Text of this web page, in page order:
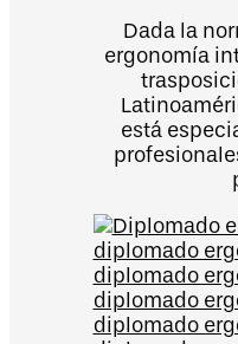
Dada la
ergonomía
está